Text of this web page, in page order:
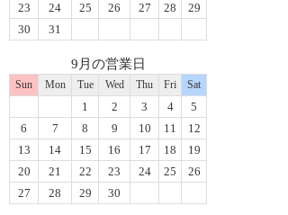
23
24 25 26 27 28
29
30
31
9月の営業日
Sun Mon Tue Wed Thu Fri Sat
1 2 3 4
5
6
7 8 9 10 11
12
13
14 15 16 17 18
19
20
21 22 23 24 25
26
27
28 29 30